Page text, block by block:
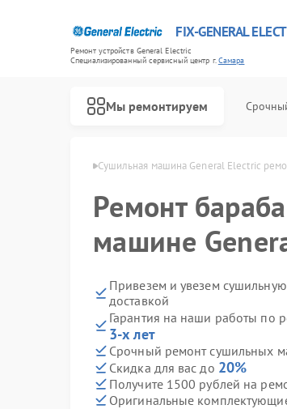
FIX-GENERAL
Ремонт устройств General Electric
Специализированный cервисный центр г.Самара
Мы ремонтируем
Сушильная машина General Electric
Ремонт
машине
Привезем и увезем
доставкой
Гарантия на наши работы по
3-х лет
Срочный ремонт сушильных
Скидка для вас до 20%
Получите 1500 рублей на
Оригинальные